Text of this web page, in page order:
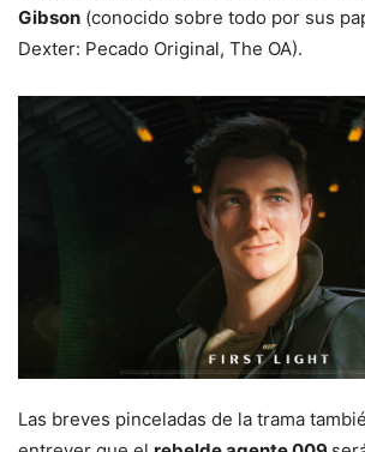
Gibson (conocido sobre todo por sus
Dexter: Pecado Original, The OA).
Las breves pinceladas de la trama